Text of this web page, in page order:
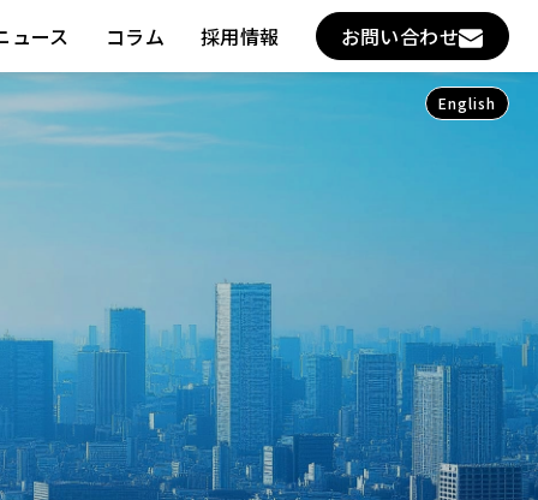
ュース コラム 採用情報 お問い合わせ
English